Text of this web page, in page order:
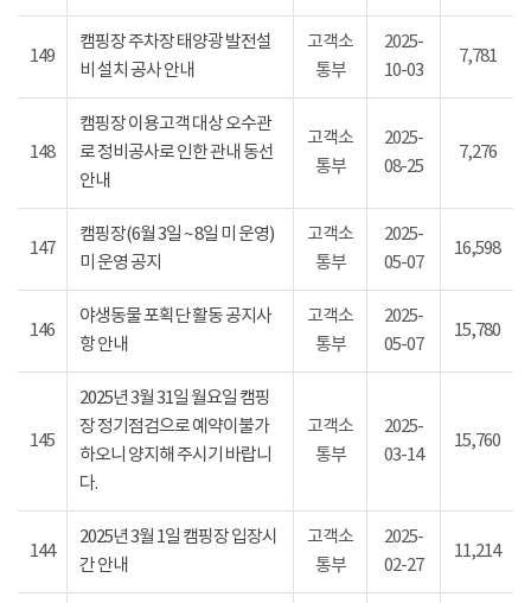
149
캠핑장 주차장 태양광 발전설
비 설치 공사 안내
고객소
통부
2025-
10-03
7,781
148
캠핑장 이용고객 대상 오수관
로 정비공사로 인한 관내 동선
안내
고객소
통부
2025-
08-25
7,276
147
캠핑장(6월 3일 ~ 8일 미 운영)
미 운영 공지
고객소
통부
2025-
05-07
16,598
146
야생동물 포획단 활동 공지사
항 안내
고객소
통부
2025-
05-07
15,780
145
2025년 3월 31일 월요일 캠핑
장 정기점검으로 예약이불가
하오니 양지해 주시기 바랍니
다.
고객소
통부
2025-
03-14
15,760
144
2025년 3월 1일 캠핑장 입장시
간 안내
고객소
통부
2025-
02-27
11,214